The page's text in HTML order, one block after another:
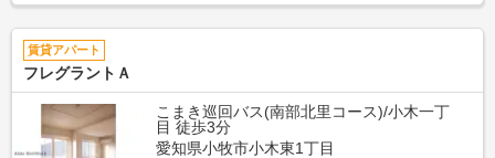
賃貸アパート
フレグラントＡ
こまき巡回バス(南部北里コース)/小木一丁
目 徒歩3分
愛知県小牧市小木東1丁目